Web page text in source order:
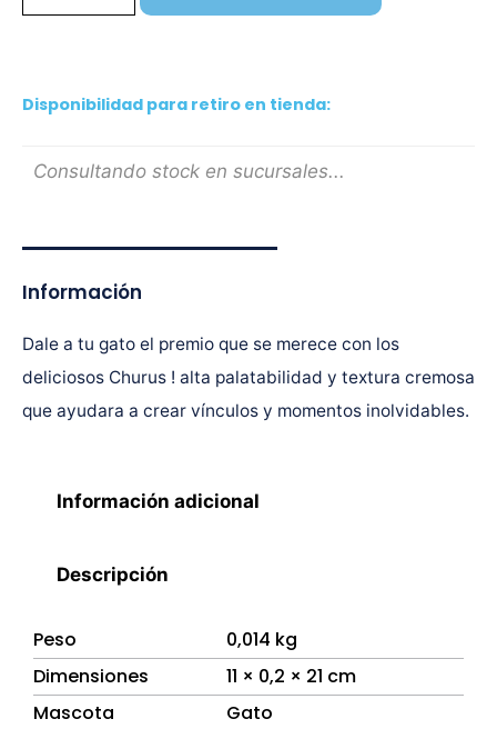
Disponibilidad para retiro en tienda:
Consultando stock en sucursales...
Información
Dale a tu gato el premio que se merece con los
deliciosos Churus ! alta palatabilidad y textura cremosa
que ayudara a crear vínculos y momentos inolvidables.
Información adicional
Descripción
Peso
0,014 kg
Dimensiones
11 × 0,2 × 21 cm
Mascota
Gato